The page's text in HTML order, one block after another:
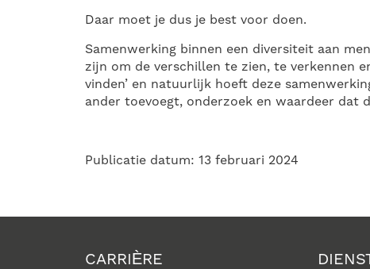
Daar moet je dus je best voor doen.
Samenwerking binnen een diversiteit aan
zijn om de verschillen te zien, te verkennen
vinden’ en natuurlijk hoeft deze
ander toevoegt, onderzoek en waardeer dat
Publicatie datum: 13 februari 2024
CARRIÈRE